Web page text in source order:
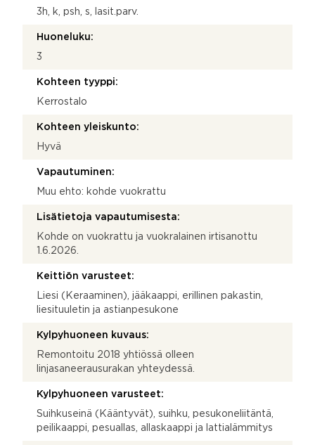
3h, k, psh, s, lasit.parv.
Huoneluku:
3
Kohteen tyyppi:
Kerrostalo
Kohteen yleiskunto:
Hyvä
Vapautuminen:
Muu ehto: kohde vuokrattu
Lisätietoja vapautumisesta:
Kohde on vuokrattu ja vuokralainen irtisanottu
1.6.2026.
Keittiön varusteet:
Liesi (Keraaminen), jääkaappi, erillinen pakastin,
liesituuletin ja astianpesukone
Kylpyhuoneen kuvaus:
Remontoitu 2018 yhtiössä olleen
linjasaneerausurakan yhteydessä.
Kylpyhuoneen varusteet:
Suihkuseinä (Kääntyvät), suihku, pesukoneliitäntä,
peilikaappi, pesuallas, allaskaappi ja lattialämmitys